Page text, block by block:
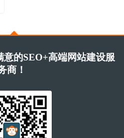
意的SEO+高端网站建设服
商！